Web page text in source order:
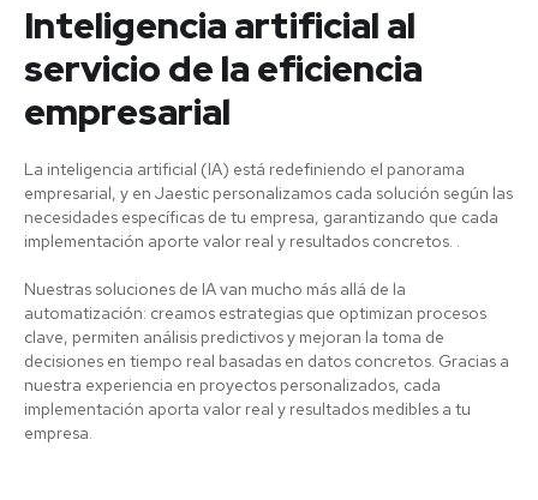
Inteligencia artificial al
servicio de la eficiencia
empresarial
La inteligencia artificial (IA) está redefiniendo el panorama
empresarial, y en Jaestic personalizamos cada solución según las
necesidades específicas de tu empresa, garantizando que cada
implementación aporte valor real y resultados concretos. .
Nuestras soluciones de IA van mucho más allá de la
automatización: creamos estrategias que optimizan procesos
clave, permiten análisis predictivos y mejoran la toma de
decisiones en tiempo real basadas en datos concretos. Gracias a
nuestra experiencia en proyectos personalizados, cada
implementación aporta valor real y resultados medibles a tu
empresa.